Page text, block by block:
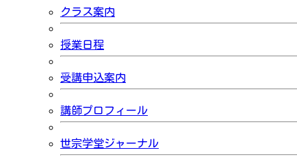
クラス案内
授業日程
受講申込案内
講師プロフィール
世宗学堂ジャーナル